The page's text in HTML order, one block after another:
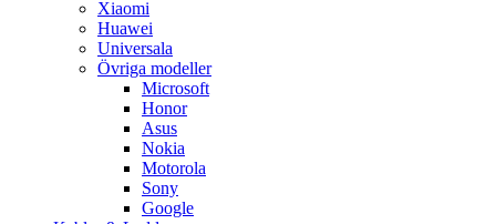
Xiaomi
Huawei
Universala
Övriga modeller
Microsoft
Honor
Asus
Nokia
Motorola
Sony
Google